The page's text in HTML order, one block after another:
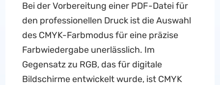
Bei der Vorbereitung einer PDF-Datei für
den professionellen Druck ist die Auswahl
des CMYK-Farbmodus für eine präzise
Farbwiedergabe unerlässlich. Im
Gegensatz zu RGB, das für digitale
Bildschirme entwickelt wurde, ist CMYK